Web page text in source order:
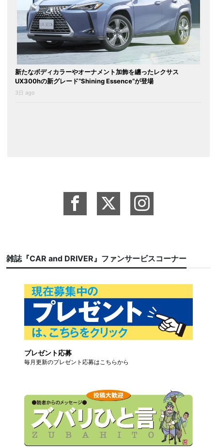
新たなボディカラーやオーナメント加飾を纏ったレクサス
UX300hの新グレード“Shining Essence”が登場
3日 ago
雑誌『CAR and DRIVER』ファンサービスコーナー
プレゼント応募
毎月更新のプレゼント応募はこちらから